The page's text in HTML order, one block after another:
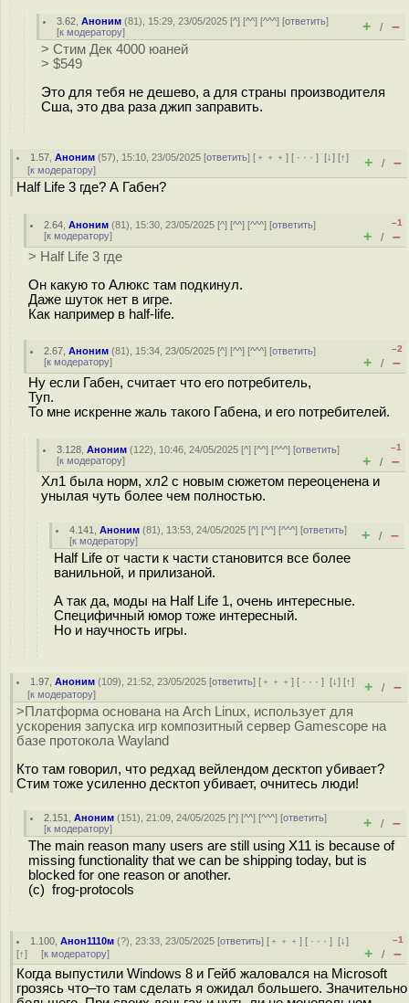
3.62 ,Аноним (81), 15:29, 23/05/2025 [^] [^^] [^^^] [ответить]
[к модератору] + / –
> Стим Дек 4000 юаней
> $549
Это для тебя не дешево, а для страны производителя
Сша, это два раза джип заправить.
1.57 ,Аноним (57), 15:10, 23/05/2025 [ответить] [ ﹢﹢﹢] [ · · ·][↓] [↑]
[к модератору] + / –
Half Life 3 где? А Габен?
2.64 ,Аноним (81), 15:30, 23/05/2025 [^] [^^] [^^^] [ответить]
[к модератору]
–1
+ / –
> Half Life 3 где
Он какую то Алюкс там подкинул.
Даже шуток нет в игре.
Как например в half-life.
2.67 ,Аноним (81), 15:34, 23/05/2025 [^] [^^] [^^^] [ответить]
[к модератору]
–2
+ / –
Ну если Габен, считает что его потребитель,
Туп.
То мне искренне жаль такого Габена, и его потребителей.
3.128 ,Аноним (122), 10:46, 24/05/2025 [^] [^^] [^^^] [ответить]
[к модератору]
–1
+ / –
Хл1 была норм, хл2 с новым сюжетом переоценена и
унылая чуть более чем полностью.
4.141 ,Аноним (81), 13:53, 24/05/2025 [^] [^^] [^^^] [ответить]
[к модератору] + / –
Half Life от части к части становится все более
ванильной, и прилизаной.
А так да, моды на Half Life 1, очень интересные.
Специфичный юмор тоже интересный.
Но и научность игры.
1.97 ,Аноним (109), 21:52, 23/05/2025 [ответить] [ ﹢﹢﹢] [ · · ·][↓] [↑]
[к модератору] + / –
>Платформа основана на Arch Linux, использует для
ускорения запуска игр композитный сервер Gamescope на
базе протокола Wayland
Кто там говорил, что редхад вейлендом десктоп убивает?
Стим тоже усиленно десктоп убивает, очнитесь люди!
2.151 ,Аноним (151), 21:09, 24/05/2025 [^] [^^] [^^^] [ответить]
[к модератору] + / –
The main reason many users are still using X11 is because of
missing functionality that we can be shipping today, but is
blocked for one reason or another.
(c) frog-protocols
1.100 ,Анон1110м (?), 23:33, 23/05/2025 [ответить] [ ﹢﹢﹢] [ · · ·][↓]
[↑] [к модератору]
–1
+ / –
Когда выпустили Windows 8 и Гейб жаловался на Microsoft
грозясь что–то там сделать я ожидал большего. Значительно